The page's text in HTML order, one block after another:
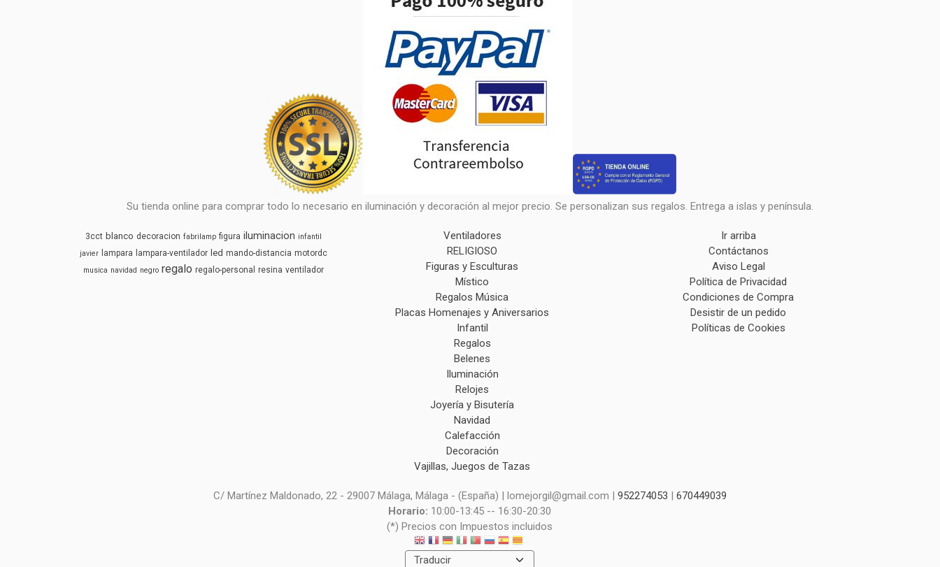
Su tienda online para comprar todo lo necesario en iluminación y decoración al mejor precio. Se personalizan sus regalos. Entrega a islas y península.
3cct blanco decoracion fabrilamp figura iluminacion infantil
javier
lampara lampara-ventilador led mando-distancia motordc
musica navidad negro regalo regalo-personal resina ventilador
Ventiladores
RELIGIOSO
Figuras y Esculturas
Místico
Regalos Música
Placas Homenajes y Aniversarios
Infantil
Regalos
Belenes
Iluminación
Relojes
Joyería y Bisutería
Navidad
Calefacción
Decoración
Vajillas, Juegos de Tazas
Ir arriba
Contáctanos
Aviso Legal
Política de Privacidad
Condiciones de Compra
Desistir de un pedido
Políticas de Cookies
C/ Martínez Maldonado, 22 - 29007 Málaga, Málaga - (España) | lomejorgil@gmail.com | 952274053 | 670449039
Horario: 10:00-13:45 -- 16:30-20:30
(*) Precios con Impuestos incluidos